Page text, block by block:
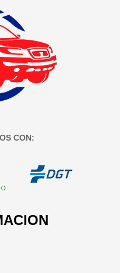
CON: